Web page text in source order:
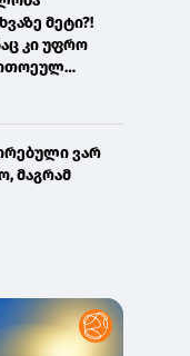
მეტი?!
კი უფრო
ვარ
მაგრამ